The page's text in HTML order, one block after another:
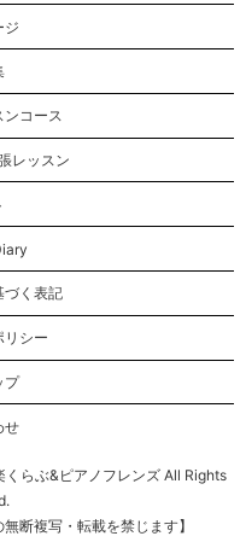
ジ
ンコース
レッスン
づく表記
リシー
プ
せ
らぶ&ピアノフレンズ All Rights
断複写・転載を禁じます】